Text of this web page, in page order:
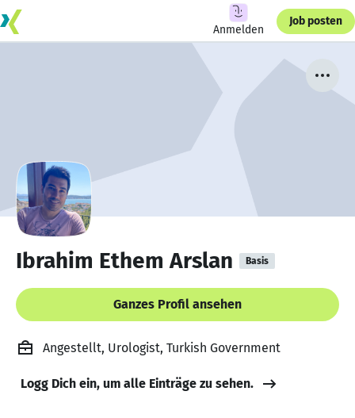
Anmelden
Job posten
Ibrahim Ethem Arslan Basis
Ganzes Profil ansehen
Angestellt, Urologist, Turkish Government
Logg Dich ein, um alle Einträge zu sehen.